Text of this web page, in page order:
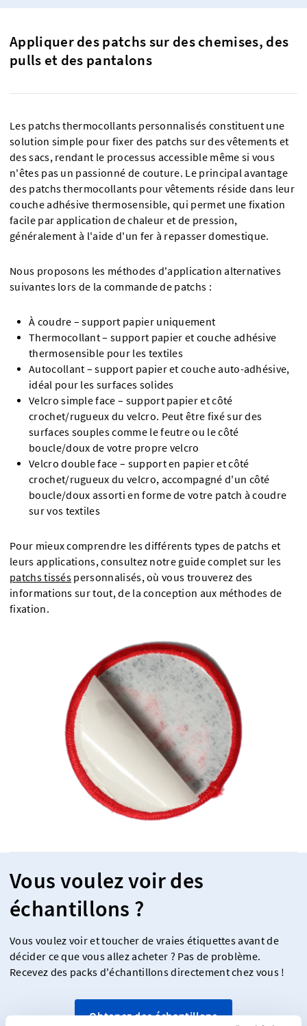
Appliquer des patchs sur des chemises, des
pulls et des pantalons
Les patchs thermocollants personnalisés constituent une
solution simple pour fixer des patchs sur des vêtements et
des sacs, rendant le processus accessible même si vous
n'êtes pas un passionné de couture. Le principal avantage
des patchs thermocollants pour vêtements réside dans leur
couche adhésive thermosensible, qui permet une fixation
facile par application de chaleur et de pression,
généralement à l'aide d'un fer à repasser domestique.
Nous proposons les méthodes d'application alternatives
suivantes lors de la commande de patchs :
À coudre – support papier uniquement
Thermocollant – support papier et couche adhésive
thermosensible pour les textiles
Autocollant – support papier et couche auto-adhésive,
idéal pour les surfaces solides
Velcro simple face – support papier et côté
crochet/rugueux du velcro. Peut être fixé sur des
surfaces souples comme le feutre ou le côté
boucle/doux de votre propre velcro
Velcro double face – support en papier et côté
crochet/rugueux du velcro, accompagné d'un côté
boucle/doux assorti en forme de votre patch à coudre
sur vos textiles
Pour mieux comprendre les différents types de patchs et
leurs applications, consultez notre guide complet sur les
patchs tissés personnalisés, où vous trouverez des
informations sur tout, de la conception aux méthodes de
fixation.
Vous voulez voir des
échantillons ?
Vous voulez voir et toucher de vraies étiquettes avant de
décider ce que vous allez acheter ? Pas de problème.
Recevez des packs d'échantillons directement chez vous !
Obtenez des échantillons